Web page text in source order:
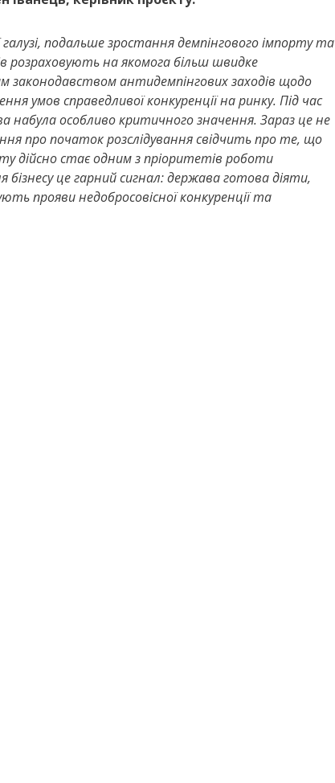
подальше зростання демпінгового імпорту та
розраховують на якомога більш швидке
законодавством антидемпінгових заходів щодо
умов справедливої конкуренції на ринку. Під час
особливо критичного значення. Зараз це не
про початок розслідування свідчить про те, що
дійсно стає одним з пріоритетів роботи
це гарний сигнал: держава готова діяти,
прояви недобросовісної конкуренції та